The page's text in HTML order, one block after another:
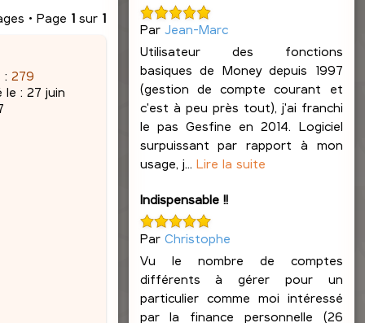
• Page 1sur 1
: 279
le : 27 juin
Par Jean-Marc
Utilisateur des fonctions
basiques de Money depuis 1997
(gestion de compte courant et
c'est à peu près tout), j'ai franchi
le pas Gesfine en 2014. Logiciel
surpuissant par rapport à mon
usage, j... Lire la suite
Indispensable !!
Par Christophe
Vu le nombre de comptes
différents à gérer pour un
particulier comme moi intéressé
par la finance personnelle (26